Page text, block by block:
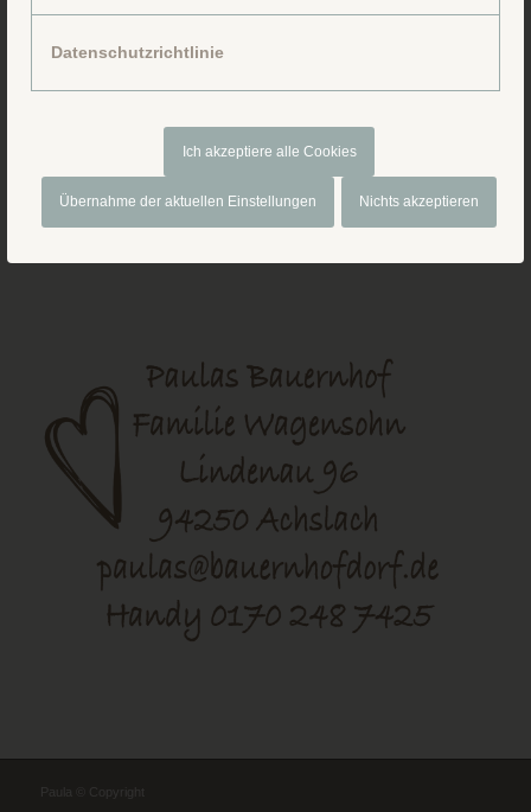
Datenschutzrichtlinie
Ich akzeptiere alle Cookies
Übernahme der aktuellen Einstellungen Nichts akzeptieren
Paula © Copyright